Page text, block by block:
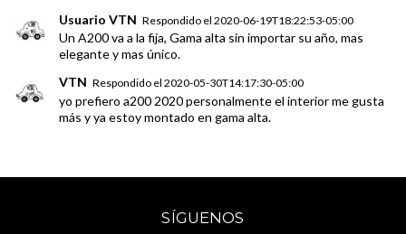
Usuario VTN Respondido el2020-06-19T18:22:53-05:00
Un A200 va a la fija, Gama alta sin importar su año, mas
elegante y mas único.
VTN Respondido el2020-05-30T14:17:30-05:00
yo prefiero a200 2020 personalmente el interior me gusta
más y ya estoy montado en gama alta.
SÍGUENOS